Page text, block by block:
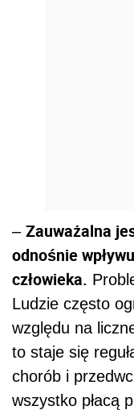
– Zauważalna
odnośnie
człowieka.
Ludzie często
względu na
to staje się
chorób i
wszystko płacą